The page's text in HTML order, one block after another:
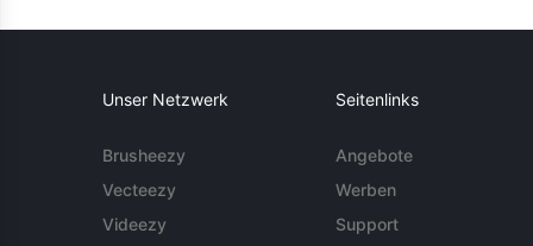
Unser Netzwerk
Brusheezy
Vecteezy
Videezy
Seitenlinks
Angebote
Werben
Support